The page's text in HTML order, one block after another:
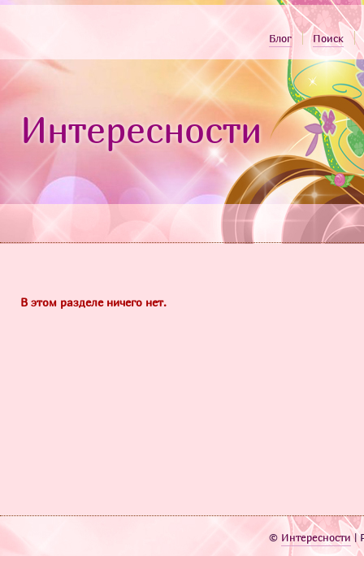
Блог Поиск
Интересности
В этом разделе ничего нет.
© Интересности|